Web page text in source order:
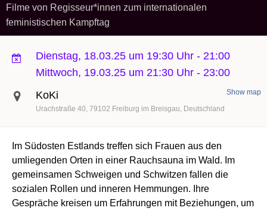
Filme von Regisseur*innen zum internationalen
feministischen Kampftag
Dienstag, 18.03.25 um 19:30 Uhr - 21:00
Mittwoch, 19.03.25 um 21:30 Uhr - 23:00
KoKi
Urachstraße 40 79102 Freiburg im Breisgau Deutschland
Show map
Im Südosten Estlands treffen sich Frauen aus den
umliegenden Orten in einer Rauchsauna im Wald. Im
gemeinsamen Schweigen und Schwitzen fallen die
sozialen Rollen und inneren Hemmungen. Ihre
Gespräche kreisen um Erfahrungen mit Beziehungen, um